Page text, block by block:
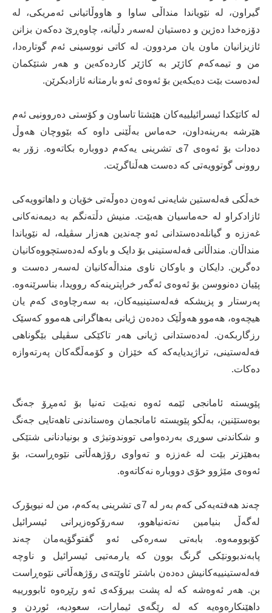
گیراون، لە نێویاندا منداڵی ساوا و هاووڵاتیانی ئەمریکی، لە
دۆزەخدا دەژین و دەستیان لەسەر دڵیانە، چاوەڕێ دەکەن بزانن
ئازیزانیان ماون یان مردوون. لە کاتی نووسینی ئەم گوتارەدا،
من و تیمەکەم کاژێر بە کاژێر کاردەکەین و هەر شتێکمان
لەدەست بێت دەیکەین بۆ ئەوەی ئەو بارمتانە ئازادبکرێن.
لە کاتێکدا ئیسرائیلییەکان هێشتا تاساون و کۆستی دەروونیی ئەم
هێرشە بەرینەداون، حەماس بەڵێنی داوە کە بێووچان هەوڵ
دەدات بۆ ئەوەی 7ی تشرینی یەکەم دووبارە بکاتەوە. زۆر بە
روونی گوتوویەتی کە دەست هەڵناگرێت.
خەڵکی فەلەستین شایەنی ئەوەن دەوڵەتی خۆیان و داهاتوویەکی
ئازادکراو لە حەماسیان هەبێت. منیش دڵتەنگم بە دیمەنەکانی
غەززە و گیانلەدەستدانی ئەو چەندین هەزار سڤیلە، لە نێویاندا
منداڵان. منداڵانی فەلەستینی بۆ دایک و باوکە لەدەستچووەکانیان
دەگرین. دایکان و باوکان ناوی منداڵەکانیان لەسەر دەست و
پێیان دەنووسن بۆ ئەوەی ئەگەر خراپترینەکە روویدا، بناسرێنەوە.
پەرستار و پزیشکە فەلەستینییەکان، بە سەرچاوەی کەم یان
هیچەوە، هەموو هەوڵێک دەدەن ژیانی بەهاگرانی هەموو کەسێک
رزگاربکەن. لەدەستدانی ژیانی هەر تاکێکی سڤیلی بێگوناهی
فەلەستینی، تراژیدیایەکە کە خێزان و کۆمەڵگەکان پەرتەوازە
دەکات.
پێویستە ئامانجی ئێمە ئەوە نەبێت تەنیا بۆ ئەمڕۆ جەنگ
بوەستێنین، بەڵکو پێویستە ئامانجمان وەستاندنی تاهەتایی جەنگ
و شکاندنی سوڕی بەردەوامی تووندوتیژی و بونیادنانی شتێکی
بەهێزتر بێت لە غەززە و تەواوی رۆژهەڵاتی نێوەڕاست، بۆ
ئەوەی مێژوو خۆی دووبارە نەکاتەوە.
چەند هەفتەیەکی کەم بەر لە 7ی تشرینی یەکەم، من لە نیویۆرک
لەگەڵ بنیامین نەتەنیاهوو، سەرۆکوەزیرانی ئیسرائیل
کۆبوومەوە. بابەتی سەرەکی ئەو گفتوگۆیەمان چەند
پابەندبوونێکی گرنگ بوون کە یارمەتیی ئیسرائیل و ناوچە
فەلەستینییەکانیش دەدەن باشتر ئاوێتەی رۆژهەڵاتی نێوەڕاست
بن. هەر ئەوەشە کە لە پشت بیرۆکەی ئەو رێڕەوە ئابوورییە
داهێنکارەوەیە کە لە رێگەی ئیمارات، سعودیە، ئوردن و